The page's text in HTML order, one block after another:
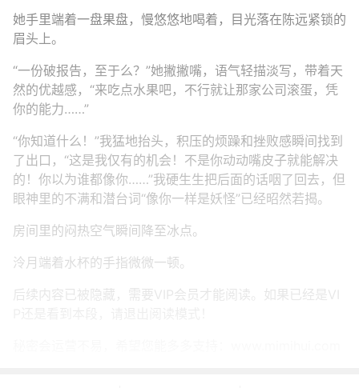
她手里端着一盘果盘，慢悠悠地喝着，目光落在陈远紧锁的
眉头上。
“一份破报告，至于么？”她撇撇嘴，语气轻描淡写，带着天
然的优越感，“来吃点水果吧，不行就让那家公司滚蛋，凭
你的能力……”
“你知道什么！”我猛地抬头，积压的烦躁和挫败感瞬间找到
了出口，“这是我仅有的机会！不是你动动嘴皮子就能解决
的！你以为谁都像你……”我硬生生把后面的话咽了回去，但
眼神里的不满和潜台词“像你一样是妖怪”已经昭然若揭。
房间里的闷热空气瞬间降至冰点。
泠月端着水杯的手指微微一顿。
后续内容已被隐藏，需要VIP会员才能阅读。如果已经是VI